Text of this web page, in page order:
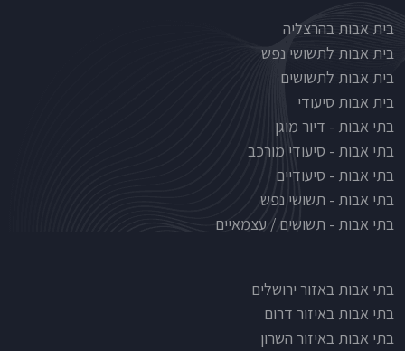
Nursinghouse type
בית אבות בהרצליה
בית אבות לתשושי נפש
בית אבות לתשושים
בית אבות סיעודי
בתי אבות - דיור מוגן
בתי אבות - סיעודי מורכב
בתי אבות - סיעודיים
בתי אבות - תשושי נפש
בתי אבות - תשושים / עצמאיים
בתי אבות לפי אזורים
בתי אבות באזור ירושלים
בתי אבות באיזור דרום
בתי אבות באיזור השרון